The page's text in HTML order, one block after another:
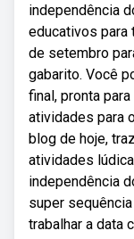
independência
educativos para
de setembro
gabarito. Você
final, pronta
atividades para
blog de hoje,
atividades
independência
super
trabalhar a data